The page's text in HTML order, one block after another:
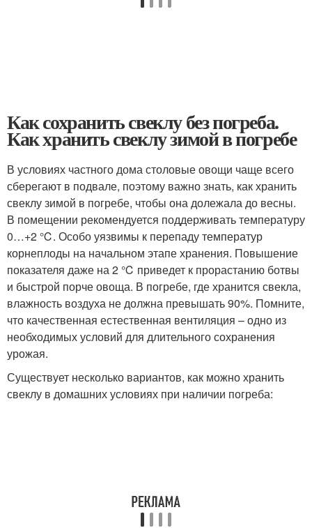
Как сохранить свеклу без погреба.
Как хранить свеклу зимой в погребе
В условиях частного дома столовые овощи чаще всего
сберегают в подвале, поэтому важно знать, как хранить
свеклу зимой в погребе, чтобы она долежала до весны.
В помещении рекомендуется поддерживать температуру
0…+2 ℃. Особо уязвимы к перепаду температур
корнеплоды на начальном этапе хранения. Повышение
показателя даже на 2 ℃ приведет к прорастанию ботвы
и быстрой порче овоща. В погребе, где хранится свекла,
влажность воздуха не должна превышать 90%. Помните,
что качественная естественная вентиляция – одно из
необходимых условий для длительного сохранения
урожая.
Существует несколько вариантов, как можно хранить
свеклу в домашних условиях при наличии погреба: